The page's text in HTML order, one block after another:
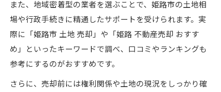
また、地域密着型の業者を選ぶことで、姫路市の土地相
場や行政手続きに精通したサポートを受けられます。実
際に「姫路市 土地 売却」や「姫路 不動産売却 おすす
め」といったキーワードで調べ、口コミやランキングも
参考にするのがおすすめです。
さらに、売却前には権利関係や土地の現況をしっかり確